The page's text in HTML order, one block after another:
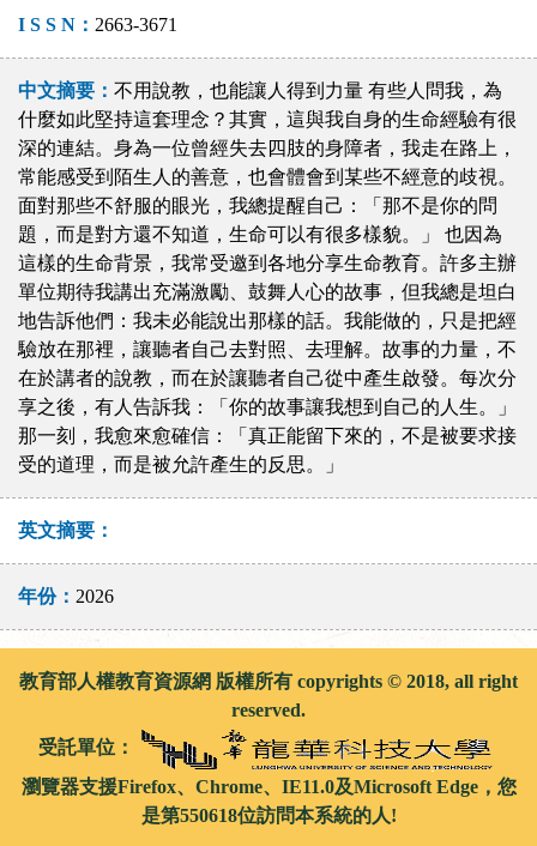
I S S N： 2663-3671
中文摘要：不用說教，也能讓人得到力量 有些人問我，為
什麼如此堅持這套理念？其實，這與我自身的生命經驗有很
深的連結。身為一位曾經失去四肢的身障者，我走在路上，
常能感受到陌生人的善意，也會體會到某些不經意的歧視。
面對那些不舒服的眼光，我總提醒自己：「那不是你的問
題，而是對方還不知道，生命可以有很多樣貌。」 也因為
這樣的生命背景，我常受邀到各地分享生命教育。許多主辦
單位期待我講出充滿激勵、鼓舞人心的故事，但我總是坦白
地告訴他們：我未必能說出那樣的話。我能做的，只是把經
驗放在那裡，讓聽者自己去對照、去理解。故事的力量，不
在於講者的說教，而在於讓聽者自己從中產生啟發。每次分
享之後，有人告訴我：「你的故事讓我想到自己的人生。」
那一刻，我愈來愈確信：「真正能留下來的，不是被要求接
受的道理，而是被允許產生的反思。」
英文摘要：
年份： 2026
教育部人權教育資源網 版權所有 copyrights © 2018, all right
reserved.
受託單位：
瀏覽器支援Firefox、Chrome、IE11.0及Microsoft Edge，您
是第550618位訪問本系統的人!